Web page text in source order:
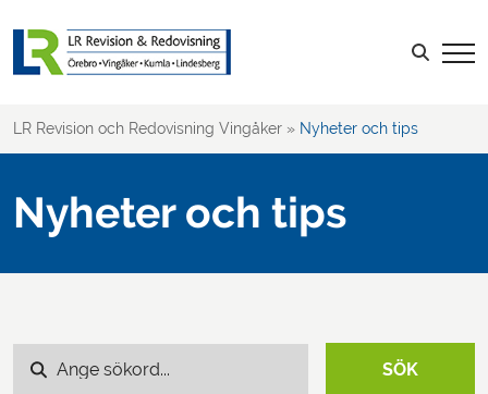
LOGGA IN Sök efter:
LR Revision och Redovisning Vingåker » Nyheter och tips
Nyheter och tips
SÖK